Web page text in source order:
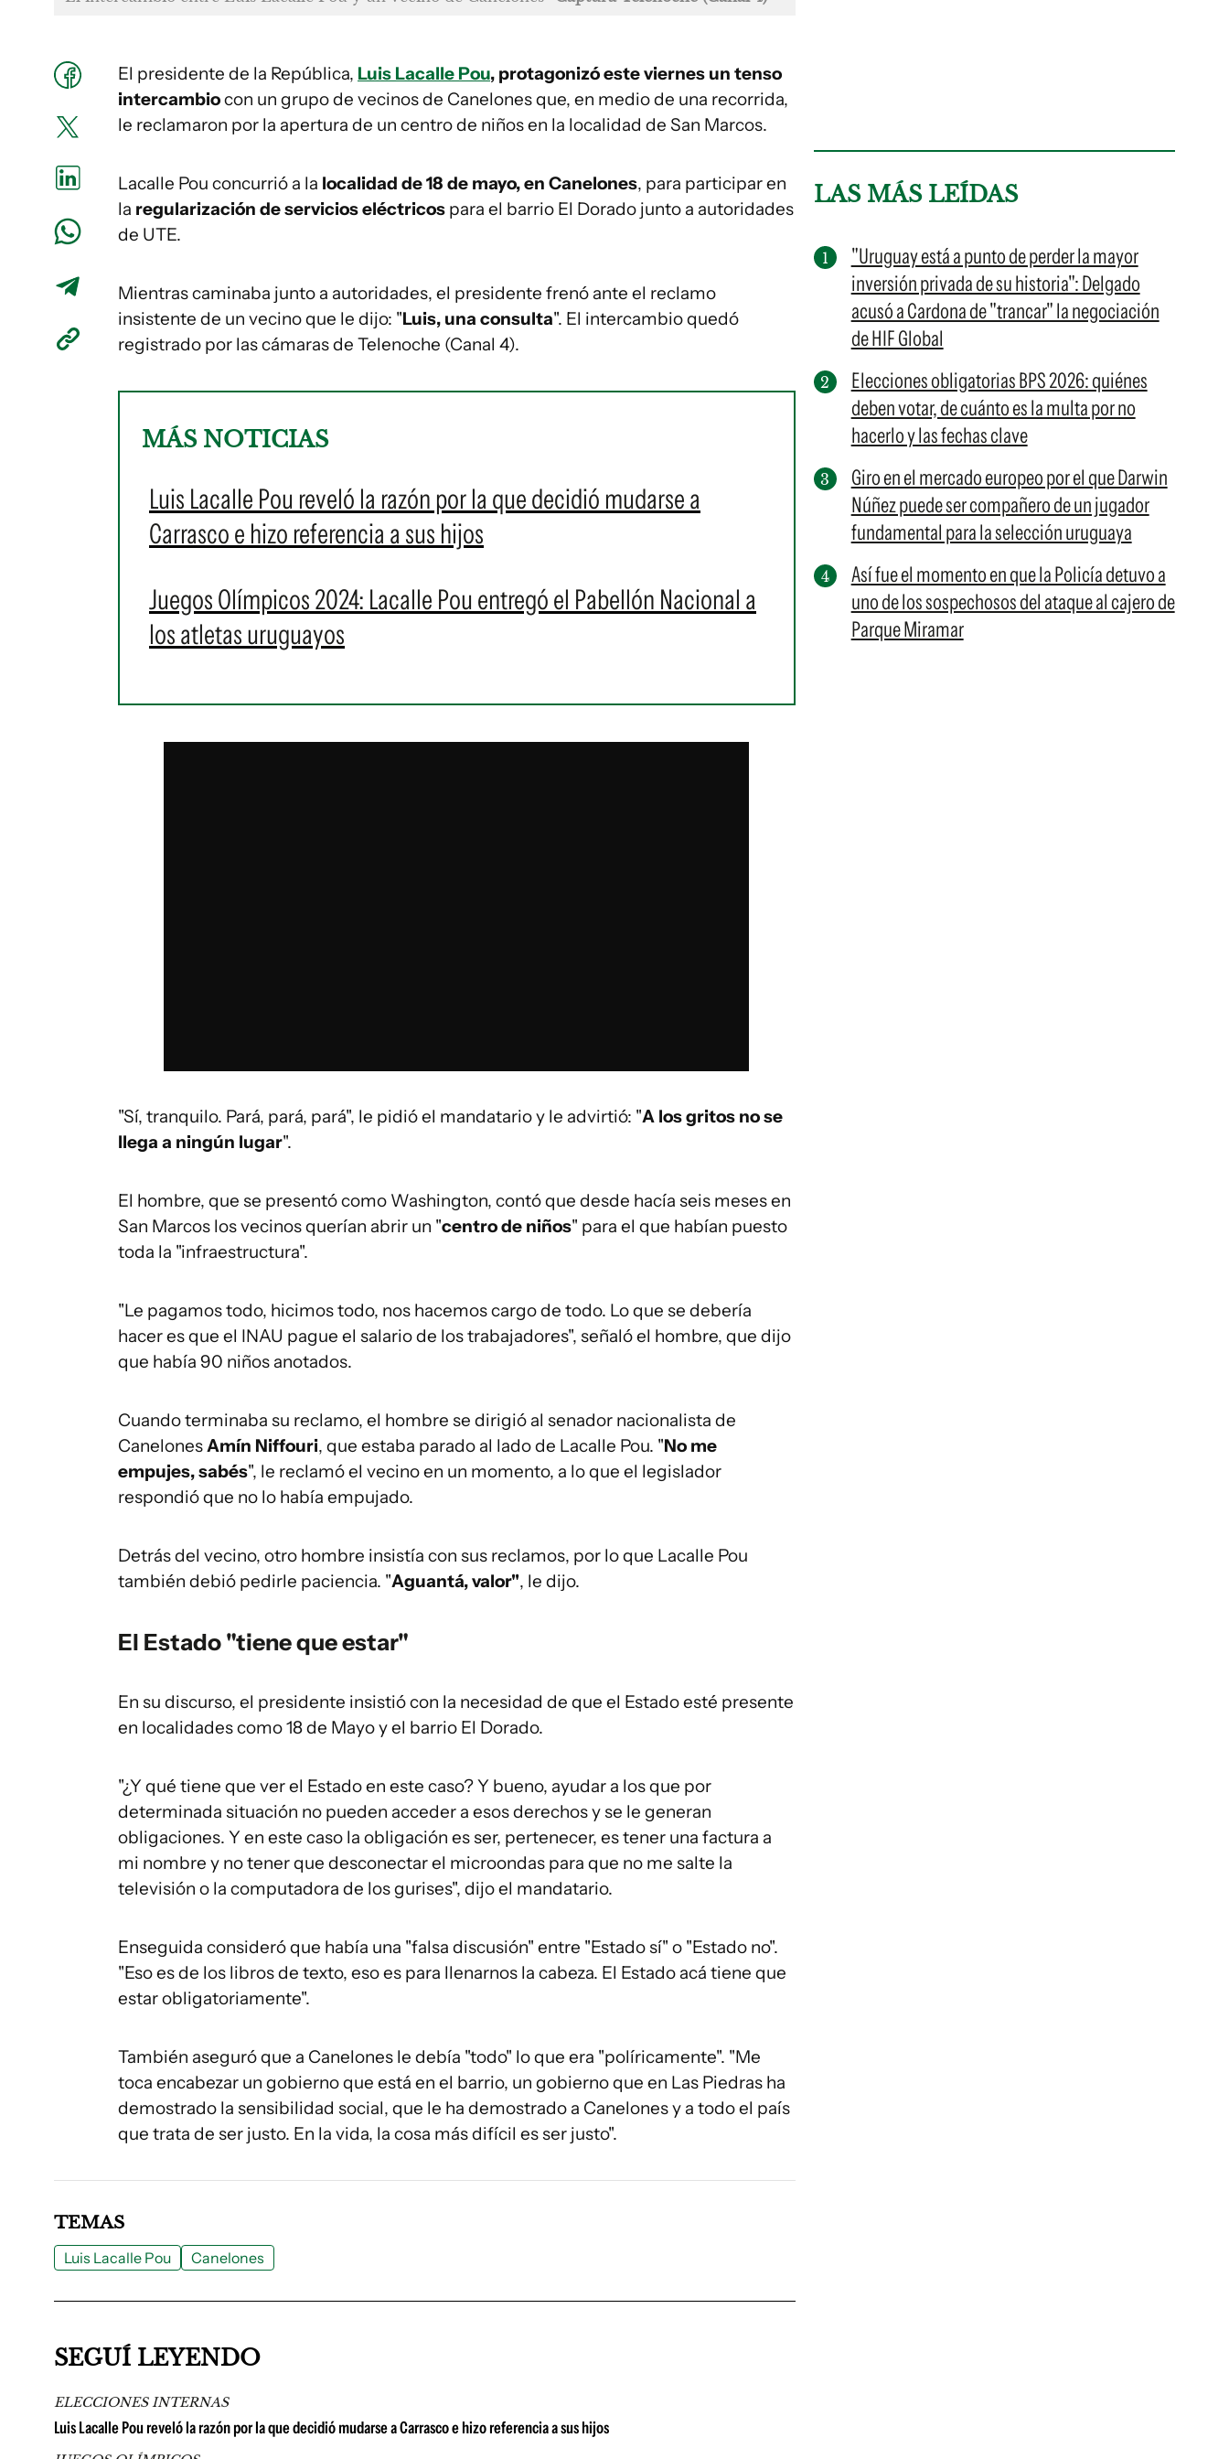
El presidente de la República, Luis Lacalle Pou, protagonizó este viernes un tenso
intercambiocon un grupo de vecinos de Canelones que, en medio de una recorrida,
le reclamaron por la apertura de un centro de niños en la localidad de San Marcos.
Lacalle Pou concurrió a la localidad de 18 de mayo, en Canelones, para participar en
la regularización de servicios eléctricos para el barrio El Dorado junto a autoridades
de UTE.
Mientras caminaba junto a autoridades, el presidente frenó ante el reclamo
insistente de un vecino que le dijo: "Luis, una consulta". El intercambio quedó
registrado por las cámaras de Telenoche (Canal 4).
MÁS NOTICIAS
Luis Lacalle Pou reveló la razón por la que decidió mudarse a
Carrasco e hizo referencia a sus hijos
Juegos Olímpicos 2024: Lacalle Pou entregó el Pabellón Nacional a
los atletas uruguayos
"Sí, tranquilo. Pará, pará, pará", le pidió el mandatario y le advirtió: "A los gritos no se
llega a ningún lugar".
El hombre, que se presentó como Washington, contó que desde hacía seis meses en
San Marcos los vecinos querían abrir un "centro de niños" para el que habían puesto
toda la "infraestructura".
"Le pagamos todo, hicimos todo, nos hacemos cargo de todo. Lo que se debería
hacer es que el INAU pague el salario de los trabajadores", señaló el hombre, que dijo
que había 90 niños anotados.
Cuando terminaba su reclamo, el hombre se dirigió al senador nacionalista de
CanelonesAmín Niffouri, que estaba parado al lado de Lacalle Pou. "No me
empujes, sabés", le reclamó el vecino en un momento, a lo que el legislador
respondió que no lo había empujado.
Detrás del vecino, otro hombre insistía con sus reclamos, por lo que Lacalle Pou
también debió pedirle paciencia. "Aguantá, valor", le dijo.
El Estado "tiene que estar"
En su discurso, el presidente insistió con la necesidad de que el Estado esté presente
en localidades como 18 de Mayo y el barrio El Dorado.
"¿Y qué tiene que ver el Estado en este caso? Y bueno, ayudar a los que por
determinada situación no pueden acceder a esos derechos y se le generan
obligaciones. Y en este caso la obligación es ser, pertenecer, es tener una factura a
mi nombre y no tener que desconectar el microondas para que no me salte la
televisión o la computadora de los gurises", dijo el mandatario.
Enseguida consideró que había una "falsa discusión" entre "Estado sí" o "Estado no".
"Eso es de los libros de texto, eso es para llenarnos la cabeza. El Estado acá tiene que
estar obligatoriamente".
También aseguró que a Canelones le debía "todo" lo que era "políricamente". "Me
toca encabezar un gobierno que está en el barrio, un gobierno que en Las Piedras ha
demostrado la sensibilidad social, que le ha demostrado a Canelones y a todo el país
que trata de ser justo. En la vida, la cosa más difícil es ser justo".
LAS MÁS LEÍDAS
"Uruguay está a punto de perder la mayor
inversión privada de su historia": Delgado
acusó a Cardona de "trancar" la negociación
de HIF Global
Elecciones obligatorias BPS 2026: quiénes
deben votar, de cuánto es la multa por no
hacerlo y las fechas clave
Giro en el mercado europeo por el que Darwin
Núñez puede ser compañero de un jugador
fundamental para la selección uruguaya
Así fue el momento en que la Policía detuvo a
uno de los sospechosos del ataque al cajero de
Parque Miramar
TEMAS
Luis Lacalle Pou Canelones
SEGUÍ LEYENDO
ELECCIONES INTERNAS
Luis Lacalle Pou reveló la razón por la que decidió mudarse a Carrasco e hizo referencia a sus hijos